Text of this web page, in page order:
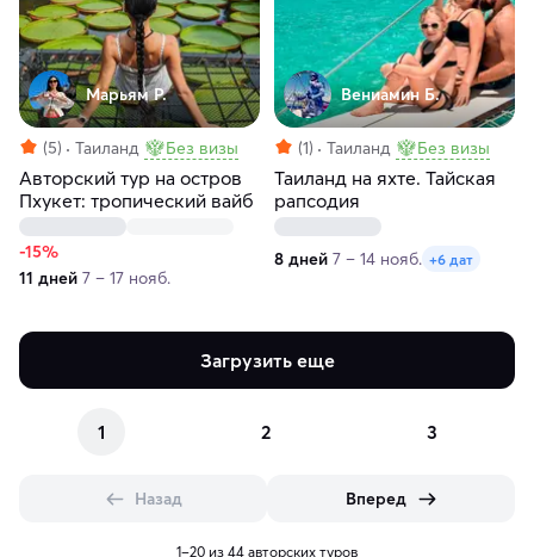
Марьям Р.
(5) Таиланд Без визы
Авторский тур на остров
Пхукет: тропический вайб
-15%
11 дней 7 – 17 нояб.
Вениамин Б.
(1) Таиланд Без визы
Таиланд на яхте. Тайская
рапсодия
8 дней 7 – 14 нояб. +6 дат
Загрузить еще
1 2 3
Назад Вперед
1–20 из 44 авторских туров